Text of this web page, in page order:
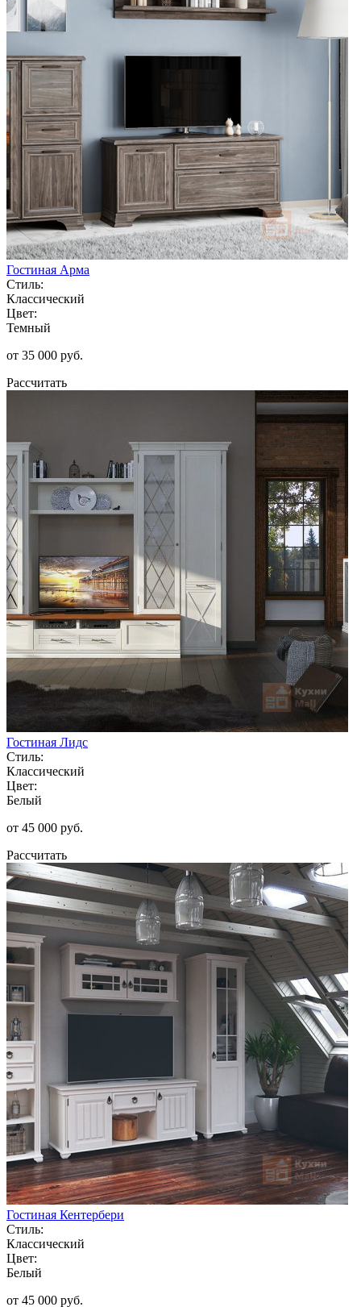
Гостиная Арма
Стиль:
Классический
Цвет:
Темный
от 35 000 руб.
Рассчитать
Гостиная Лидс
Стиль:
Классический
Цвет:
Белый
от 45 000 руб.
Рассчитать
Гостиная Кентербери
Стиль:
Классический
Цвет:
Белый
от 45 000 руб.